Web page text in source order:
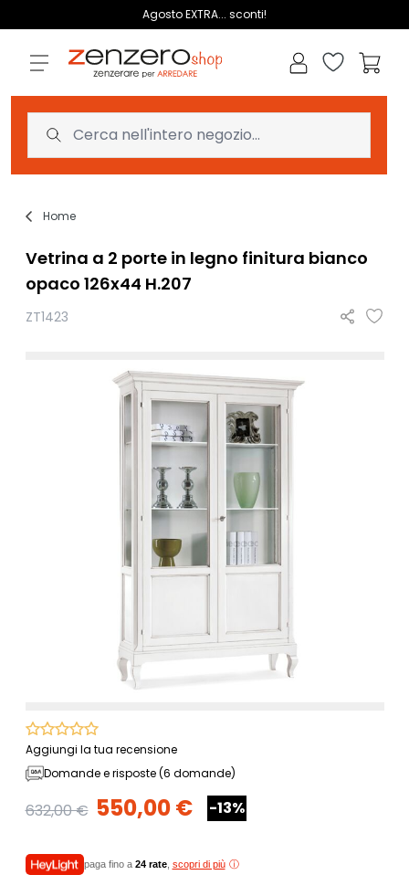
Agosto EXTRA... sconti!
Lista dei
Home
Vetrina a 2 porte in legno finitura bianco
opaco 126x44 H.207
ZT1423
Aggiungi la tua recensione
Domande e risposte (6 domande)
632,00 € 550,00 € -13%
paga fino a 24 rate, scopri di più